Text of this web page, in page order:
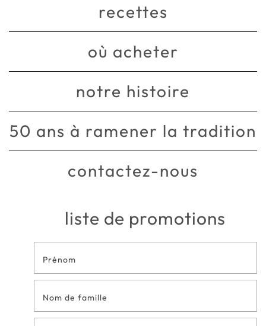
recettes
où acheter
notre histoire
50 ans à ramener la tradition
contactez-nous
liste de promotions
Formulaire
de contact
en bas de
page